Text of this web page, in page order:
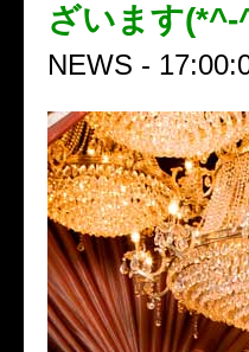
ざいます(*^-
NEWS -